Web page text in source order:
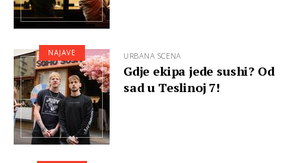
URBANA SCENA
Gdje ekipa jede sushi? Od
sad u Teslinoj 7!
NAJAVE